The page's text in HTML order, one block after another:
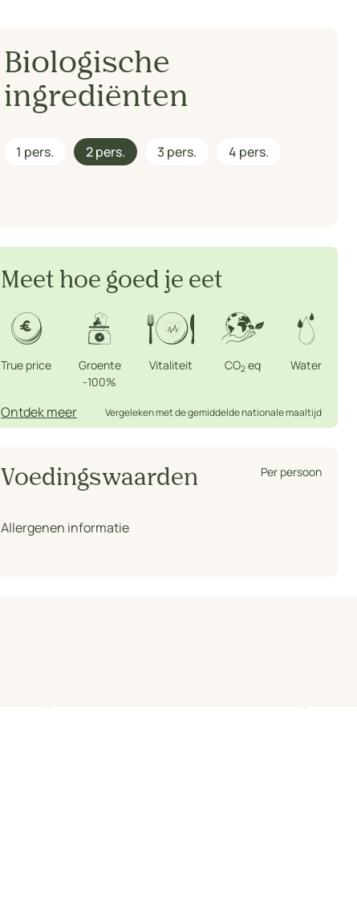
Biologische
ingrediënten
1 pers. 2 pers. 3 pers. 4 pers.
Meet hoe goed je eet
True price
Groente
-100%
Vitaliteit CO2eq Water
Ontdek meer Vergeleken met de gemiddelde nationale maaltijd
Voedingswaarden Per persoon
Allergenen informatie